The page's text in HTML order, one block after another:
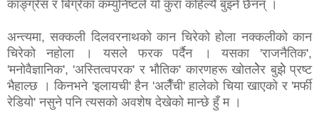
काङ्ग्रेस र बिग्रेका कम्युनिष्टले यो कुरा कहिल्यै बुझ्ने छैनन् ।
अन्त्यमा, सक्कली दिलवरनाथको कान चिरेको होला नक्कलीको कान
चिरेको नहोला । यसले फरक पर्दैन । यसका 'राजनैतिक',
'मनोवैज्ञानिक', 'अस्तित्वपरक' र भौतिक' कारणहरू खोतलेेेर बुझेे प्रष्ट
भैहाल्छ । किनभने 'इलायची' हैन 'अलैँची' हालेको चिया खाएको र 'मर्फी
रेडियो' नसुने पनि त्यसको अवशेष देखेको मान्छे हुँ म ।